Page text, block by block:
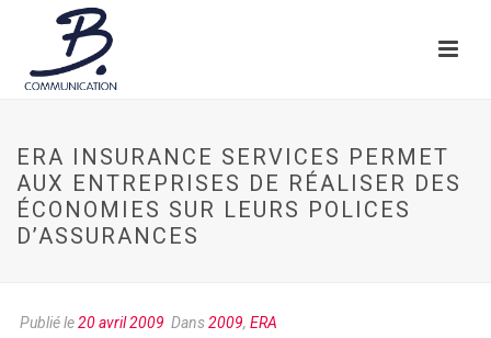
ERA INSURANCE SERVICES PERMET
AUX ENTREPRISES DE RÉALISER DES
ÉCONOMIES SUR LEURS POLICES
D’ASSURANCES
Publié le20 avril 2009 Dans2009, ERA